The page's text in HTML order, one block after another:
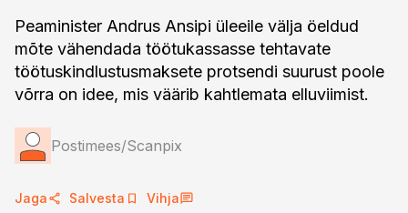
Peaminister Andrus Ansipi üleeile välja öeldud
mõte vähendada töötukassasse tehtavate
töötuskindlustusmaksete protsendi suurust poole
võrra on idee, mis väärib kahtlemata elluviimist.
Postimees/Scanpix
Jaga Salvesta Vihja